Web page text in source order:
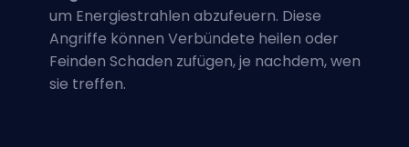
um Energiestrahlen abzufeuern. Diese
Angriffe können Verbündete heilen oder
Feinden Schaden zufügen, je nachdem, wen
sie treffen.